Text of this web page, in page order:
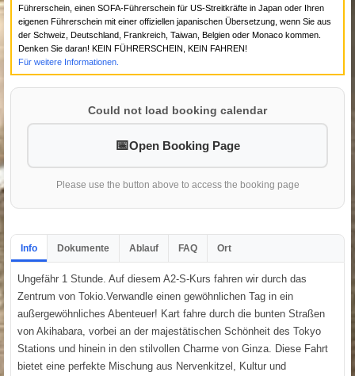
Führerschein, einen SOFA-Führerschein für US-Streitkräfte in Japan oder Ihren
eigenen Führerschein mit einer offiziellen japanischen Übersetzung, wenn Sie aus
der Schweiz, Deutschland, Frankreich, Taiwan, Belgien oder Monaco kommen.
Denken Sie daran! KEIN FÜHRERSCHEIN, KEIN FAHREN!
Für weitere Informationen.
Could not load booking calendar
Open Booking Page
Please use the button above to access the booking page
Info Dokumente Ablauf FAQ Ort
Ungefähr 1 Stunde. Auf diesem A2-S-Kurs fahren wir durch das
Zentrum von Tokio.Verwandle einen gewöhnlichen Tag in ein
außergewöhnliches Abenteuer! Kart fahre durch die bunten Straßen
von Akihabara, vorbei an der majestätischen Schönheit des Tokyo
Stations und hinein in den stilvollen Charme von Ginza. Diese Fahrt
bietet eine perfekte Mischung aus Nervenkitzel, Kultur und